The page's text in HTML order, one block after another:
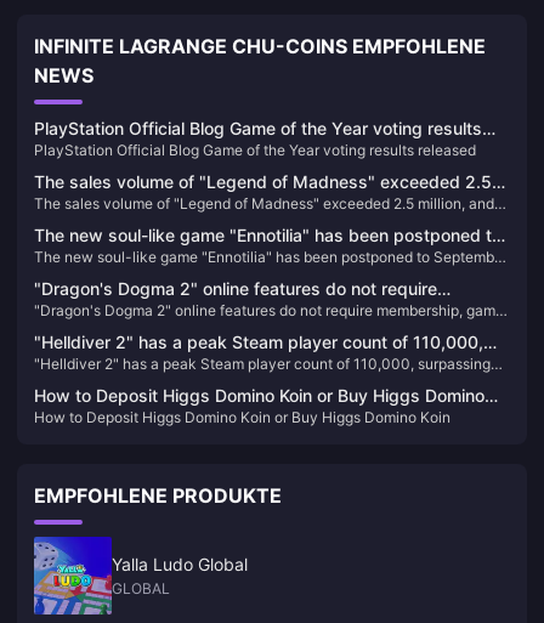
INFINITE LAGRANGE CHU-COINS EMPFOHLENE
NEWS
PlayStation Official Blog Game of the Year voting results
released
PlayStation Official Blog Game of the Year voting results released
The sales volume of "Legend of Madness" exceeded 2.5
million, and the release schedule of previous works has
been announced
The sales volume of "Legend of Madness" exceeded 2.5 million, and
The new soul-like game "Ennotilia" has been postponed to
September 19th, and the demo will be launched on May
22nd
The new soul-like game "Ennotilia" has been postponed to September
"Dragon's Dogma 2" online features do not require
membership, game demo or coming soon
"Dragon's Dogma 2" online features do not require membership, game
"Helldiver 2" has a peak Steam player count of 110,000,
surpassing "God of War" to become the most popular PS
game on PC
"Helldiver 2" has a peak Steam player count of 110,000, surpassing
How to Deposit Higgs Domino Koin or Buy Higgs Domino
Koin
How to Deposit Higgs Domino Koin or Buy Higgs Domino Koin
EMPFOHLENE PRODUKTE
Yalla Ludo Global
GLOBAL